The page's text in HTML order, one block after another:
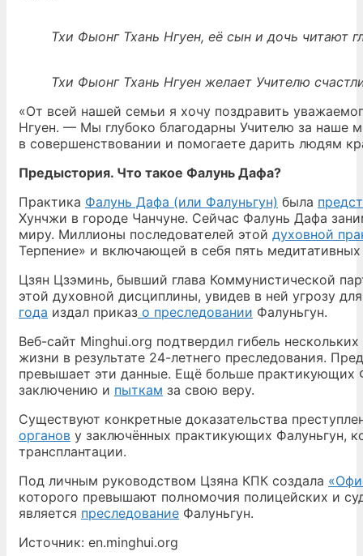
Тхи Фыонг Тхань Нгуен, её сын и дочь читают
Тхи Фыонг Тхань Нгуен желает Учителю
«От всей нашей семьи я хочу поздравить
Нгуен. — Мы глубоко благодарны Учителю за наше
в совершенствовании и помогаете дарить людям
Предыстория. Что такое Фалунь Дафа?
Практика Фалунь Дафа (или Фалуньгун) была
Хунчжи в городе Чанчуне. Сейчас Фалунь Дафа
миру. Миллионы последователей этой духовной
Терпение» и включающей в себя пять
Цзян Цзэминь, бывший глава Коммунистической
этой духовной дисциплины, увидев в ней угрозу
года издал приказ о преследовании Фалуньгун.
Веб-сайт Minghui.org подтвердил гибель
жизни в результате 24-летнего преследования.
превышает эти данные. Ещё больше практикующих
заключению и пыткам за свою веру.
Существуют конкретные доказательства
органов у заключённых практикующих Фалуньгун,
трансплантации.
Под личным руководством Цзяна КПК создала
которого превышают полномочия полицейских и
является преследование Фалуньгун.
Источник: en.minghui.org